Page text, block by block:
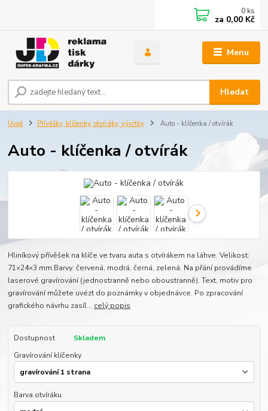
Menu
Hledat
0 ks
za 0,00 Kč
Úvod Přívěšky, klíčenky, otvíráky, vývrtky Auto - klíčenka / otvírák
Auto - klíčenka / otvírák
Hliníkový přívěšek na klíče ve tvaru auta s otvírákem na láhve. Velikost:
71×24×3 mm.Barvy: červená, modrá, černá, zelená. Na přání provádíme
laserové gravírování (jednostranně nebo oboustranně). Text, motiv pro
gravírování můžete uvézt do poznámky v objednávce. Po zpracování
grafického návrhu zasíl... celý popis
Dostupnost
Skladem
Gravírování klíčenky
Barva otvíráku